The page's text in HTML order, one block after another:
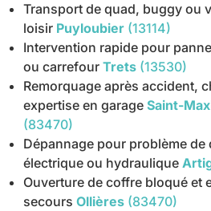
Transport de quad, buggy ou
loisir Puyloubier (13114)
Intervention rapide pour
ou carrefour Trets (13530)
Remorquage après accident,
expertise en garage Saint-
(83470)
Dépannage pour problème
électrique ou hydraulique
Ouverture de coffre bloqué et
secours Ollières (83470)